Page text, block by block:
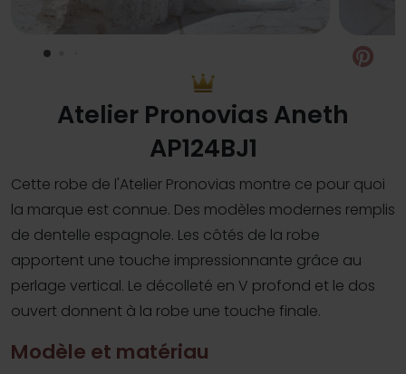
Atelier Pronovias Aneth
AP124BJ1
Cette robe de l'Atelier Pronovias montre ce pour quoi
la marque est connue. Des modèles modernes remplis
de dentelle espagnole. Les côtés de la robe
apportent une touche impressionnante grâce au
perlage vertical. Le décolleté en V profond et le dos
ouvert donnent à la robe une touche finale.
Modèle et matériau